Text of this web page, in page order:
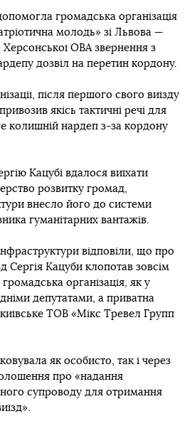
громадська організація
молодь» зі Львова —
Херсонської ОВА звернення з
дозвіл на перетин кордону.
після першого свого виїзду
якісь тактичні речі для
колишній нардеп з-за кордону
Кацубі вдалося виїхати
розвитку громад,
внесло його до системи
гуманітарних вантажів.
відповіли, що про
Сергія Кацуби клопотав зовсім
організація, як у
депутатами, а приватна
ТОВ «Мікс Тревел Групп
як особисто, так і через
про «надання
супроводу для отримання